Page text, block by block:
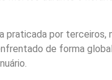
praticada por
de forma